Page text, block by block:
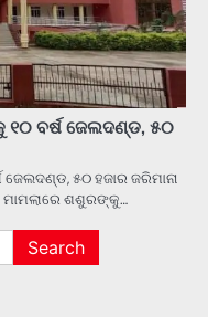
ବର୍ଷ ଜେଲଦଣ୍ଡ, ୫୦
୫୦ ହଜାର ଜରିମାନା
ମାମଲାରେ ଶଶୁରଙ୍କୁ…